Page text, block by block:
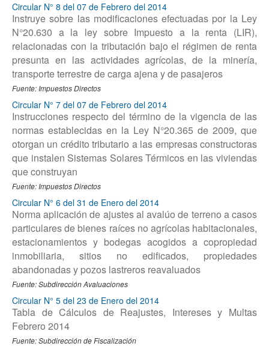
Circular N° 8 del 07 de Febrero del 2014
Instruye sobre las modificaciones efectuadas por la Ley
N°20.630 a la ley sobre Impuesto a la renta (LIR),
relacionadas con la tributación bajo el régimen de renta
presunta en las actividades agrícolas, de la minería,
transporte terrestre de carga ajena y de pasajeros
Fuente: Impuestos Directos
Circular N° 7 del 07 de Febrero del 2014
Instrucciones respecto del término de la vigencia de las
normas establecidas en la Ley N°20.365 de 2009, que
otorgan un crédito tributario a las empresas constructoras
que instalen Sistemas Solares Térmicos en las viviendas
que construyan
Fuente: Impuestos Directos
Circular N° 6 del 31 de Enero del 2014
Norma aplicación de ajustes al avalúo de terreno a casos
particulares de bienes raíces no agrícolas habitacionales,
estacionamientos y bodegas acogidos a copropiedad
inmobiliaria, sitios no edificados, propiedades
abandonadas y pozos lastreros reavaluados
Fuente: Subdirección Avaluaciones
Circular N° 5 del 23 de Enero del 2014
Tabla de Cálculos de Reajustes, Intereses y Multas
Febrero 2014
Fuente: Subdirección de Fiscalización